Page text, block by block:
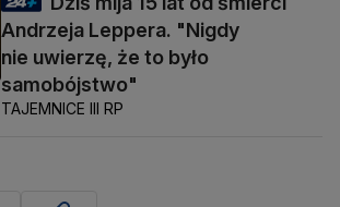
Andrzeja Leppera. "Nigdy
nie uwierzę, że to było
samobójstwo"
TAJEMNICE III RP